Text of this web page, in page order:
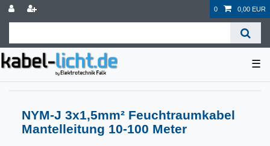
0 0,00 EUR
☰
NYM-J 3x1,5mm² Feuchtraumkabel
Mantelleitung 10-100 Meter